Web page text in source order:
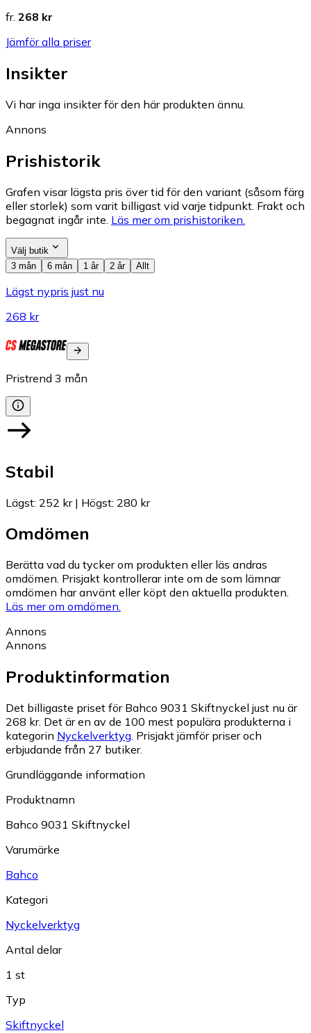
fr. 268 kr
Jämför alla priser
Insikter
Vi har inga insikter för den här produkten ännu.
Annons
Prishistorik
Grafen visar lägsta pris över tid för den variant (såsom färg
eller storlek) som varit billigast vid varje tidpunkt. Frakt och
begagnat ingår inte. Läs mer om prishistoriken.
Välj butik
3 mån
6 mån 1 år 2 år Allt
Lägst nypris just nu
268 kr
Pristrend 3 mån
Stabil
Lägst: 252 kr| Högst: 280 kr
Omdömen
Berätta vad du tycker om produkten eller läs andras
omdömen. Prisjakt kontrollerar inte om de som lämnar
omdömen har använt eller köpt den aktuella produkten.
Läs mer om omdömen.
Annons
Annons
Produktinformation
Det billigaste priset för Bahco 9031 Skiftnyckel just nu är
268 kr. Det är en av de 100 mest populära produkterna i
kategorin Nyckelverktyg. Prisjakt jämför priser och
erbjudande från 27 butiker.
Grundläggande information
Produktnamn
Bahco 9031 Skiftnyckel
Varumärke
Bahco
Kategori
Nyckelverktyg
Antal delar
1 st
Typ
Skiftnyckel